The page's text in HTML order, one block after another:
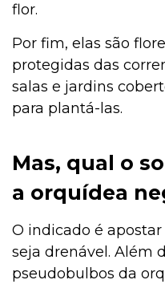
flor.
Por fim, elas são
protegidas das
salas e jardins
para plantá-las.
Mas, qual o
a orquídea
O indicado é
seja drenável. Além
pseudobulbos da